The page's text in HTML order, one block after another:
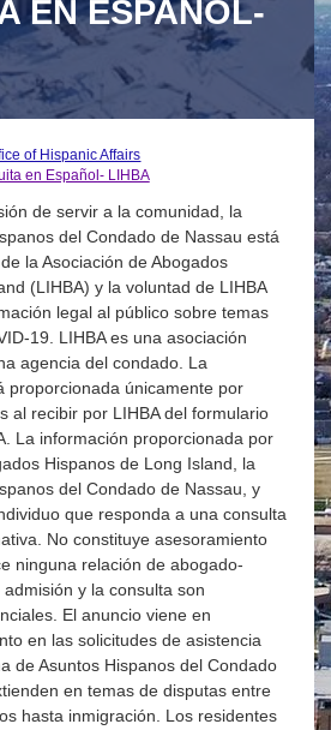
EN ESPAÑOL-
of Hispanic Affairs
en Español- LIHBA
de servir a la comunidad, la
del Condado de Nassau está
la Asociación de Abogados
(LIHBA) y la voluntad de LIHBA
legal al público sobre temas
19. LIHBA es una asociación
agencia del condado. La
proporcionada únicamente por
al recibir por LIHBA del formulario
La información proporcionada por
Hispanos de Long Island, la
del Condado de Nassau, y
que responda a una consulta
No constituye asesoramiento
ninguna relación de abogado-
y la consulta son
El anuncio viene en
en las solicitudes de asistencia
de Asuntos Hispanos del Condado
en temas de disputas entre
hasta inmigración. Los residentes